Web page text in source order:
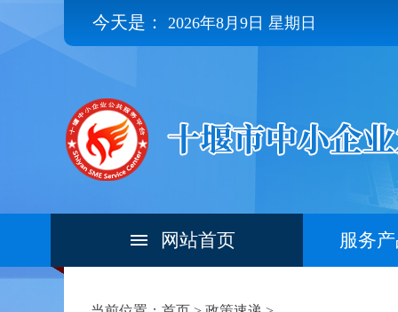
今天是： 2026年8月9日 星期日
网站首页 服务